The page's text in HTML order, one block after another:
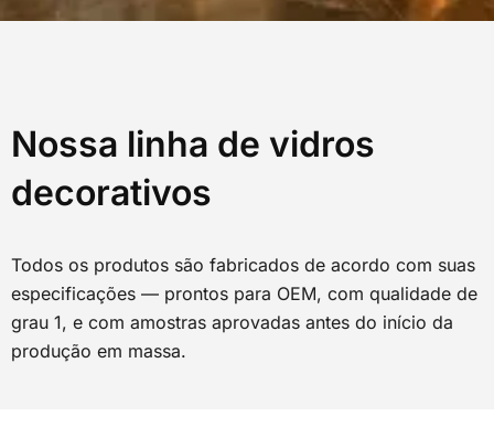
Nossa linha de vidros
decorativos
Todos os produtos são fabricados de acordo com suas
especificações — prontos para OEM, com qualidade de
grau 1, e com amostras aprovadas antes do início da
produção em massa.